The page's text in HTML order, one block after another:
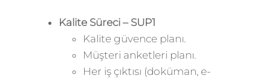
Kalite Süreci – SUP1
Kalite güvence planı.
Müşteri anketleri planı.
Her iş çıktısı (doküman, e-